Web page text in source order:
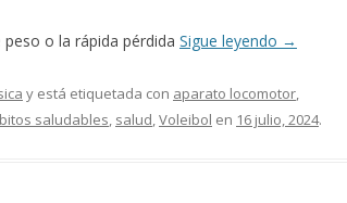
peso o la rápida pérdida Sigue leyendo →
y está etiquetada con aparato locomotor,
saludables, salud,Voleibol en 16 julio, 2024.